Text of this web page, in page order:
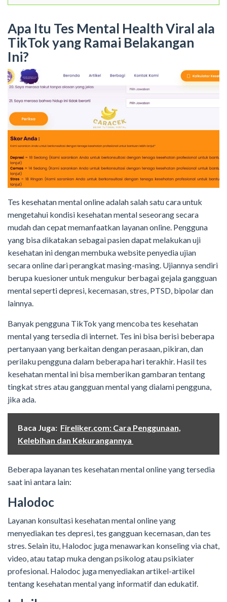
Apa Itu Tes Mental Health Viral ala
TikTok yang Ramai Belakangan
Ini?
Tes kesehatan mental online adalah salah satu cara untuk
mengetahui kondisi kesehatan mental seseorang secara
mudah dan cepat memanfaatkan layanan online. Pengguna
yang bisa dikatakan sebagai pasien dapat melakukan uji
kesehatan ini dengan membuka website penyedia ujian
secara online dari perangkat masing-masing. Ujiannya sendiri
berupa kuesioner untuk mengukur berbagai gejala gangguan
mental seperti depresi, kecemasan, stres, PTSD, bipolar dan
lainnya.
Banyak pengguna TikTok yang mencoba tes kesehatan
mental yang tersedia di internet. Tes ini bisa berisi beberapa
pertanyaan yang berkaitan dengan perasaan, pikiran, dan
perilaku pengguna dalam beberapa hari terakhir. Hasil tes
kesehatan mental ini bisa memberikan gambaran tentang
tingkat stres atau gangguan mental yang dialami pengguna,
jika ada.
Baca Juga: Fireliker.com: Cara Penggunaan,
Kelebihan dan Kekurangannya
Beberapa layanan tes kesehatan mental online yang tersedia
saat ini antara lain:
Halodoc
Layanan konsultasi kesehatan mental online yang
menyediakan tes depresi, tes gangguan kecemasan, dan tes
stres. Selain itu, Halodoc juga menawarkan konseling via chat,
video, atau tatap muka dengan psikolog atau psikiater
profesional. Halodoc juga menyediakan artikel-artikel
tentang kesehatan mental yang informatif dan edukatif.